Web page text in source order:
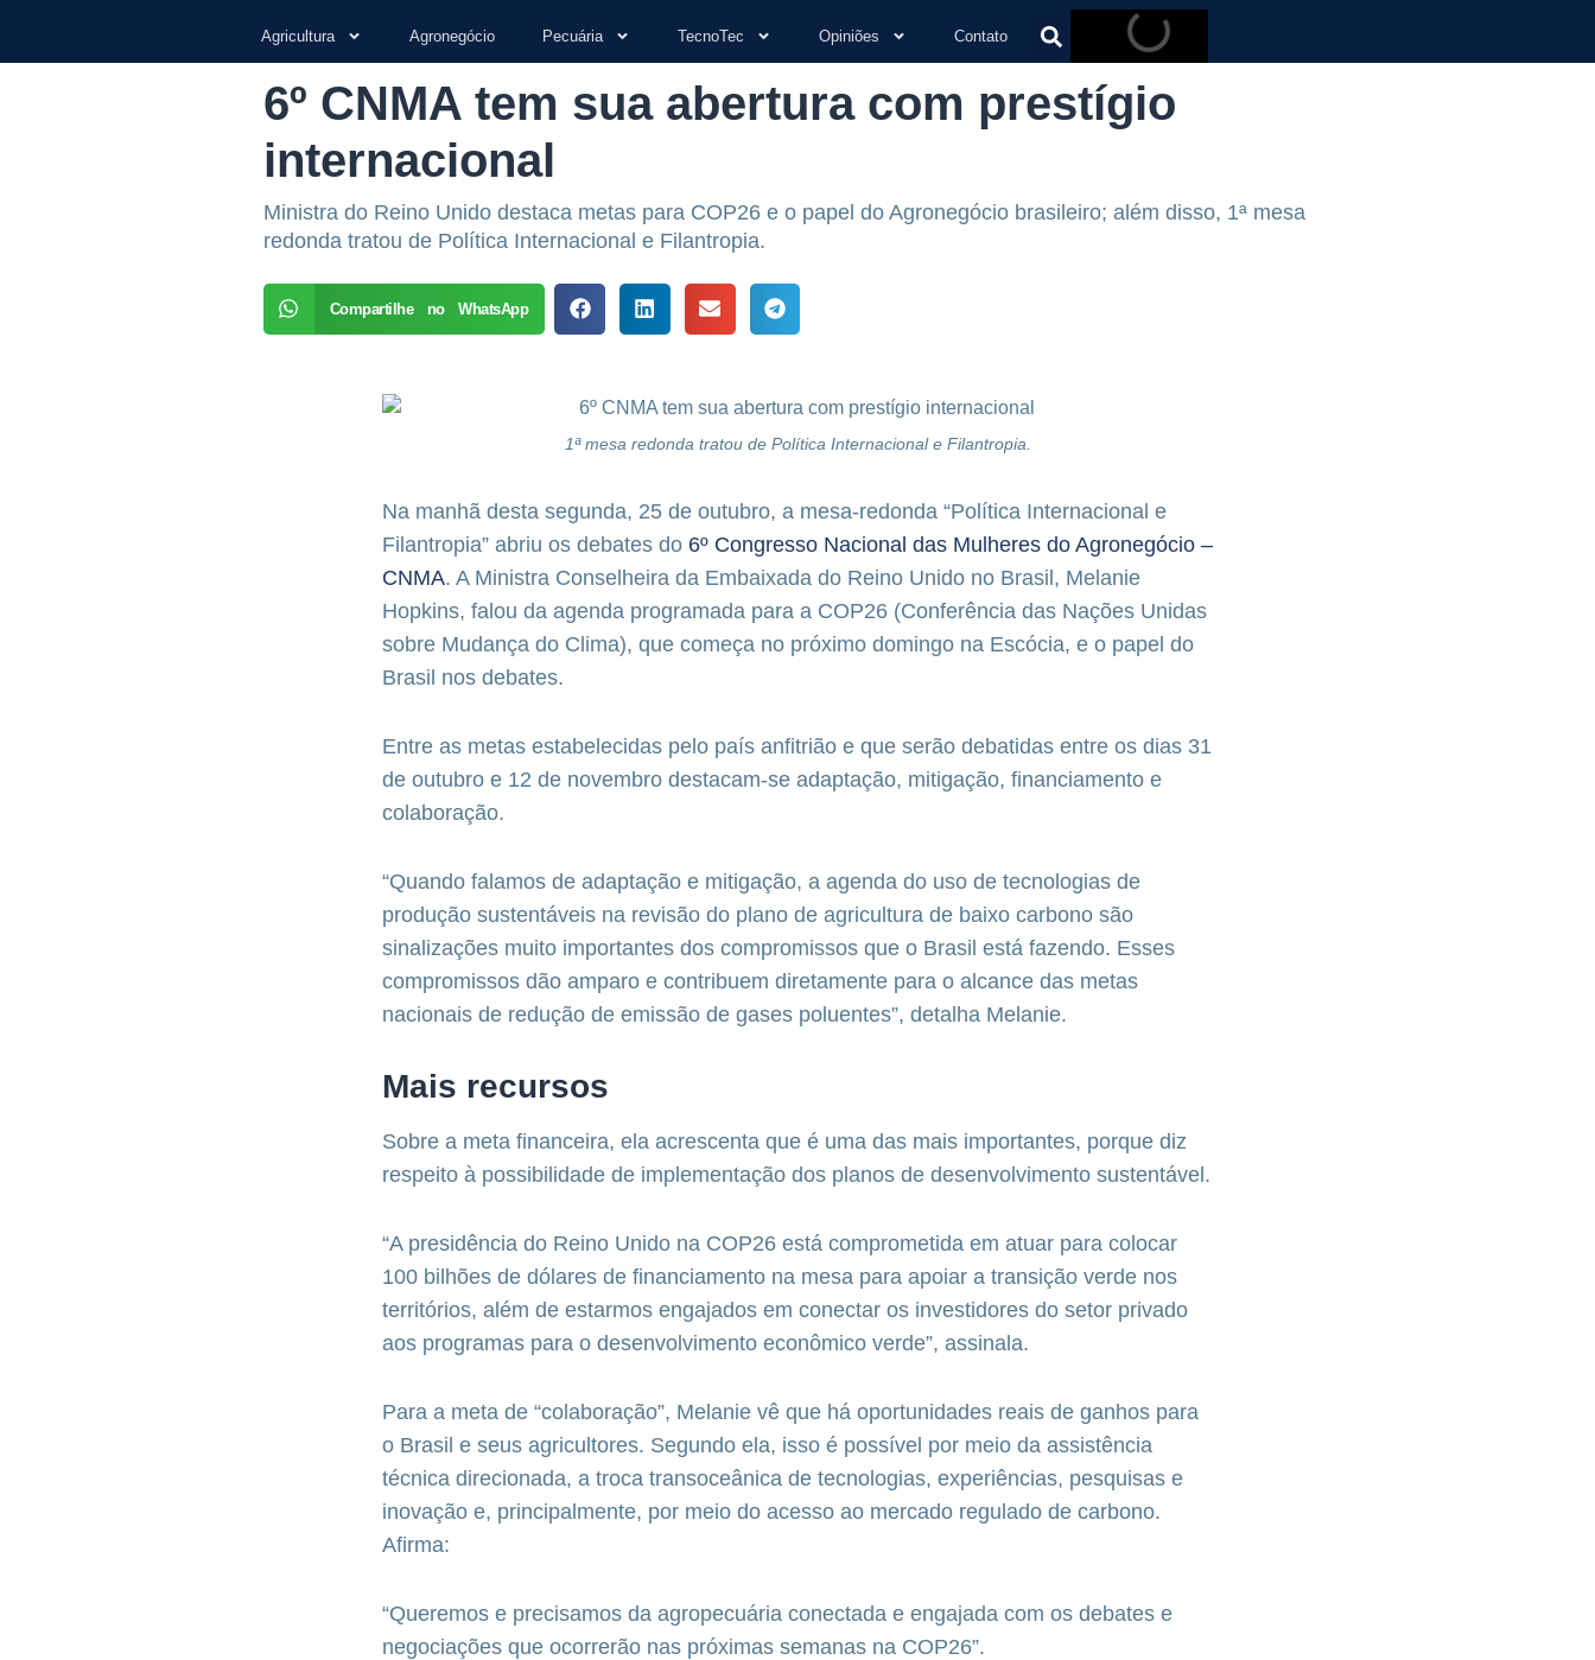
Agricultura Agronegócio Pecuária TecnoTec Opiniões Contato
6º CNMA tem sua abertura com prestígio
internacional
Ministra do Reino Unido destaca metas para COP26 e o papel do Agronegócio brasileiro; além disso, 1ª mesa
redonda tratou de Política Internacional e Filantropia.
Compartilhe no WhatsApp
1ª mesa redonda tratou de Política Internacional e Filantropia.
Na manhã desta segunda, 25 de outubro, a mesa-redonda “Política Internacional e
Filantropia” abriu os debates do 6º Congresso Nacional das Mulheres do Agronegócio –
CNMA. A Ministra Conselheira da Embaixada do Reino Unido no Brasil, Melanie
Hopkins, falou da agenda programada para a COP26 (Conferência das Nações Unidas
sobre Mudança do Clima), que começa no próximo domingo na Escócia, e o papel do
Brasil nos debates.
Entre as metas estabelecidas pelo país anfitrião e que serão debatidas entre os dias 31
de outubro e 12 de novembro destacam-se adaptação, mitigação, financiamento e
colaboração.
“Quando falamos de adaptação e mitigação, a agenda do uso de tecnologias de
produção sustentáveis na revisão do plano de agricultura de baixo carbono são
sinalizações muito importantes dos compromissos que o Brasil está fazendo. Esses
compromissos dão amparo e contribuem diretamente para o alcance das metas
nacionais de redução de emissão de gases poluentes”, detalha Melanie.
Mais recursos
Sobre a meta financeira, ela acrescenta que é uma das mais importantes, porque diz
respeito à possibilidade de implementação dos planos de desenvolvimento sustentável.
“A presidência do Reino Unido na COP26 está comprometida em atuar para colocar
100 bilhões de dólares de financiamento na mesa para apoiar a transição verde nos
territórios, além de estarmos engajados em conectar os investidores do setor privado
aos programas para o desenvolvimento econômico verde”, assinala.
Para a meta de “colaboração”, Melanie vê que há oportunidades reais de ganhos para
o Brasil e seus agricultores. Segundo ela, isso é possível por meio da assistência
técnica direcionada, a troca transoceânica de tecnologias, experiências, pesquisas e
inovação e, principalmente, por meio do acesso ao mercado regulado de carbono.
Afirma:
“Queremos e precisamos da agropecuária conectada e engajada com os debates e
negociações que ocorrerão nas próximas semanas na COP26”.